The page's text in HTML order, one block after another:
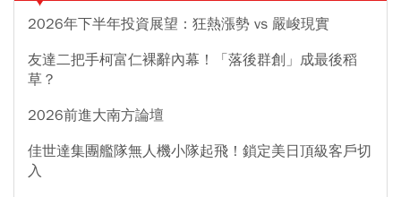
2026年下半年投資展望：狂熱漲勢 vs 嚴峻現實
友達二把手柯富仁裸辭內幕！「落後群創」成最後稻
草？
2026前進大南方論壇
佳世達集團艦隊無人機小隊起飛！鎖定美日頂級客戶切
入